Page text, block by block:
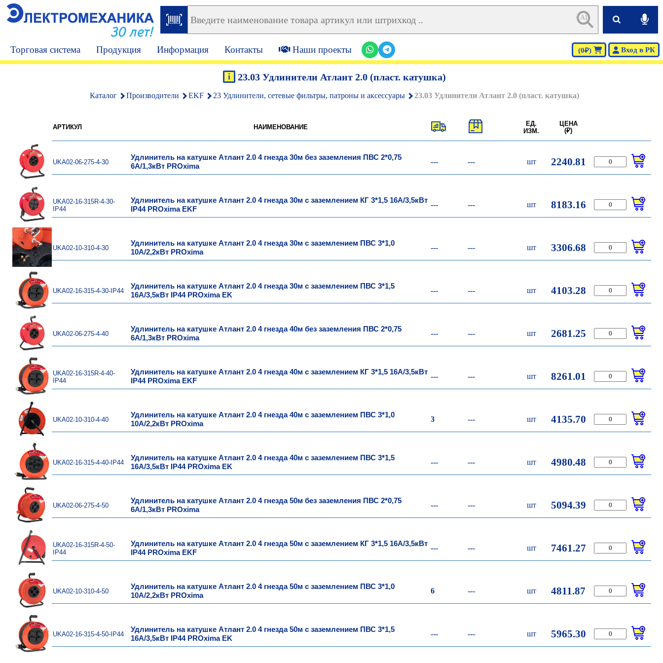
30 лет!
AI
Торговая система Продукция Информация Контакты Наши проекты (0₽) Вход в РК
i 23.03 Удлинители Атлант 2.0 (пласт. катушка)
Каталог Производители EKF 23 Удлинители, сетевые фильтры, патроны и аксессуары 23.03 Удлинители Атлант 2.0 (пласт. катушка)
АРТИКУЛ НАИМЕНОВАНИЕ
ЕД.
ИЗМ.
ЦЕНА
(₽)
UKA02-06-275-4-30
Удлинитель на катушке Атлант 2.0 4 гнезда 30м без заземления ПВС 2*0,75
6А/1,3кВт PROxima
--- --- шт 2240.81
UKA02-16-315R-4-30-
IP44
Удлинитель на катушке Атлант 2.0 4 гнезда 30м с заземлением КГ 3*1,5 16А/3,5кВт
IP44 PROxima EKF
--- --- шт 8183.16
UKA02-10-310-4-30
Удлинитель на катушке Атлант 2.0 4 гнезда 30м с заземлением ПВС 3*1,0
10А/2,2кВт PROxima
--- --- шт 3306.68
UKA02-16-315-4-30-IP44
Удлинитель на катушке Атлант 2.0 4 гнезда 30м с заземлением ПВС 3*1,5
16А/3,5кВт IP44 PROxima EK
--- --- шт 4103.28
UKA02-06-275-4-40
Удлинитель на катушке Атлант 2.0 4 гнезда 40м без заземления ПВС 2*0,75
6А/1,3кВт PROxima
--- --- шт 2681.25
UKA02-16-315R-4-40-
IP44
Удлинитель на катушке Атлант 2.0 4 гнезда 40м с заземлением КГ 3*1,5 16А/3,5кВт
IP44 PROxima EKF
--- --- шт 8261.01
UKA02-10-310-4-40
Удлинитель на катушке Атлант 2.0 4 гнезда 40м с заземлением ПВС 3*1,0
10А/2,2кВт PROxima
3 --- шт 4135.70
UKA02-16-315-4-40-IP44
Удлинитель на катушке Атлант 2.0 4 гнезда 40м с заземлением ПВС 3*1,5
16А/3,5кВт IP44 PROxima EK
--- --- шт 4980.48
UKA02-06-275-4-50
Удлинитель на катушке Атлант 2.0 4 гнезда 50м без заземления ПВС 2*0,75
6А/1,3кВт PROxima
--- --- шт 5094.39
UKA02-16-315R-4-50-
IP44
Удлинитель на катушке Атлант 2.0 4 гнезда 50м с заземлением КГ 3*1,5 16А/3,5кВт
IP44 PROxima EKF
--- --- шт 7461.27
UKA02-10-310-4-50
Удлинитель на катушке Атлант 2.0 4 гнезда 50м с заземлением ПВС 3*1,0
10А/2,2кВт PROxima
6 --- шт 4811.87
UKA02-16-315-4-50-IP44
Удлинитель на катушке Атлант 2.0 4 гнезда 50м с заземлением ПВС 3*1,5
16А/3,5кВт IP44 PROxima EK
--- --- шт 5965.30